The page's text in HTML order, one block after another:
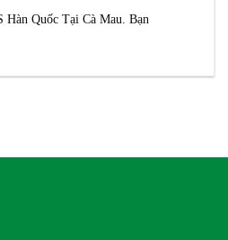
Hàn Quốc Tại Cà Mau. Bạn